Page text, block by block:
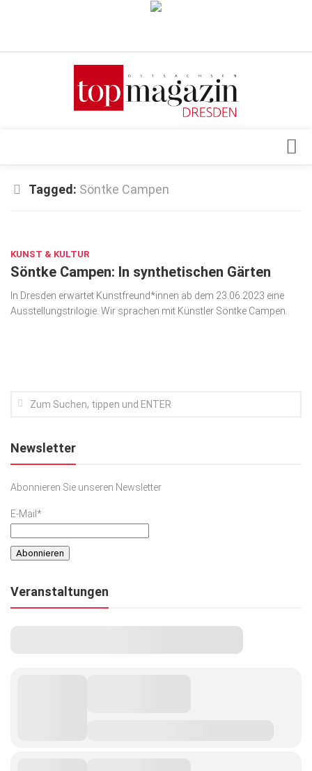
Verkaufsstellen
Top Gesundheitsforum Dresden / Ostsachsen
Geschäft
gesund & schön
Gesellschaft
Podcast
SACHSEN IN PARIS
Tagged: Söntke Campen
KUNST & KULTUR
Söntke Campen: In synthetischen Gärten
In Dresden erwartet Kunstfreund*innen ab dem 23.06.2023 eine
Ausstellungstrilogie. Wir sprachen mit Künstler Söntke Campen.
Newsletter
Abonnieren Sie unseren Newsletter
E-Mail*
Veranstaltungen